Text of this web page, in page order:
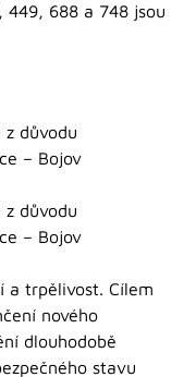
449, 688 a 748 jsou
důvodu
– Bojov
důvodu
– Bojov
a trpělivost. Cílem
nového
dlouhodobě
stavu